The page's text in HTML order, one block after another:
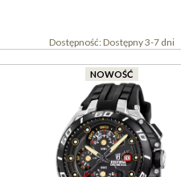
Dostępność:Dostępny 3-7 dni
NOWOŚĆ